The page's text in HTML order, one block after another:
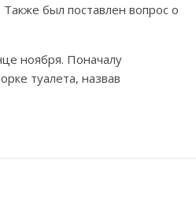
был поставлен вопрос о
ноября. Поначалу
туалета, назвав